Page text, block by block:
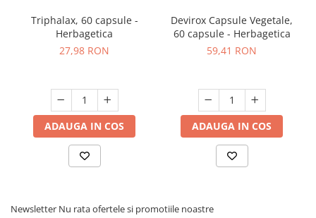
Triphalax, 60 capsule -
Herbagetica
27,98 RON
ADAUGA IN COS
Devirox Capsule Vegetale,
60 capsule - Herbagetica
59,41 RON
ADAUGA IN COS
Newsletter Nu rata ofertele si promotiile noastre